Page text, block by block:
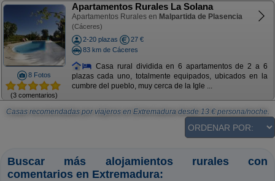
8 Fotos
(3 comentarios)
Apartamentos Rurales La Solana
Apartamentos Rurales en Malpartida de Plasencia
(Cáceres)
2-20 plazas
27 €
83 km de Cáceres
Casa rural dividida en 6 apartamentos de 2 a 6
plazas cada uno, totalmente equipados, ubicados en la
cumbre del pueblo, muy cerca de la Igle ...
Casas recomendadas por viajeros en Extremadura desde 13€ persona/noche.
Buscar más alojamientos rurales con
comentarios en Extremadura: